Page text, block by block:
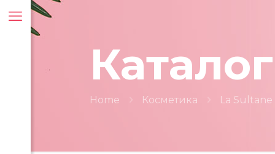
Каталог
Home Косметика La Sultane